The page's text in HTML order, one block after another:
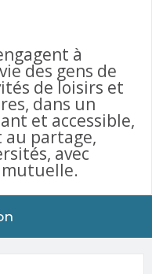
à
des gens de
de loisirs et
dans un
et accessible,
au partage,
avec